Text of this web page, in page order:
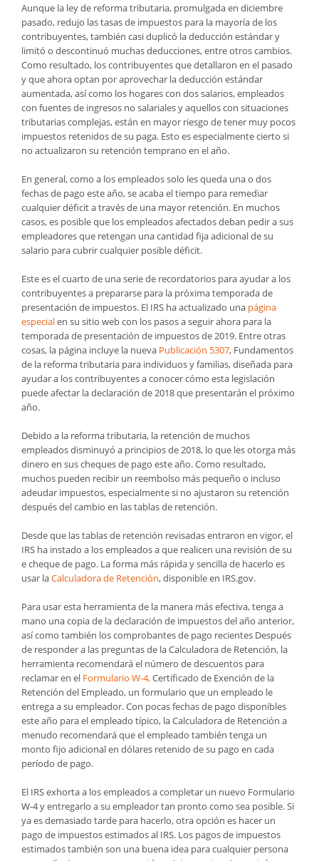
Aunque la ley de reforma tributaria, promulgada en diciembre
pasado, redujo las tasas de impuestos para la mayoría de los
contribuyentes, también casi duplicó la deducción estándar y
limitó o descontinuó muchas deducciones, entre otros cambios.
Como resultado, los contribuyentes que detallaron en el pasado
y que ahora optan por aprovechar la deducción estándar
aumentada, así como los hogares con dos salarios, empleados
con fuentes de ingresos no salariales y aquellos con situaciones
tributarias complejas, están en mayor riesgo de tener muy pocos
impuestos retenidos de su paga. Esto es especialmente cierto si
no actualizaron su retención temprano en el año.
En general, como a los empleados solo les queda una o dos
fechas de pago este año, se acaba el tiempo para remediar
cualquier déficit a través de una mayor retención. En muchos
casos, es posible que los empleados afectados deban pedir a sus
empleadores que retengan una cantidad fija adicional de su
salario para cubrir cualquier posible déficit.
Este es el cuarto de una serie de recordatorios para ayudar a los
contribuyentes a prepararse para la próxima temporada de
presentación de impuestos. El IRS ha actualizado una página
especialen su sitio web con los pasos a seguir ahora para la
temporada de presentación de impuestos de 2019. Entre otras
cosas, la página incluye la nueva Publicación 5307, Fundamentos
de la reforma tributaria para individuos y familias, diseñada para
ayudar a los contribuyentes a conocer cómo esta legislación
puede afectar la declaración de 2018 que presentarán el próximo
año.
Debido a la reforma tributaria, la retención de muchos
empleados disminuyó a principios de 2018, lo que les otorga más
dinero en sus cheques de pago este año. Como resultado,
muchos pueden recibir un reembolso más pequeño o incluso
adeudar impuestos, especialmente si no ajustaron su retención
después del cambio en las tablas de retención.
Desde que las tablas de retención revisadas entraron en vigor, el
IRS ha instado a los empleados a que realicen una revisión de su
e cheque de pago. La forma más rápida y sencilla de hacerlo es
usar laCalculadora de Retención, disponible en IRS.gov.
Para usar esta herramienta de la manera más efectiva, tenga a
mano una copia de la declaración de impuestos del año anterior,
así como también los comprobantes de pago recientes Después
de responder a las preguntas de la Calculadora de Retención, la
herramienta recomendará el número de descuentos para
reclamar en el Formulario W-4,Certificado de Exención de la
Retención del Empleado, un formulario que un empleado le
entrega a su empleador. Con pocas fechas de pago disponibles
este año para el empleado típico, la Calculadora de Retención a
menudo recomendará que el empleado también tenga un
monto fijo adicional en dólares retenido de su pago en cada
período de pago.
El IRS exhorta a los empleados a completar un nuevo Formulario
W-4 y entregarlo a su empleador tan pronto como sea posible. Si
ya es demasiado tarde para hacerlo, otra opción es hacer un
pago de impuestos estimados al IRS. Los pagos de impuestos
estimados también son una buena idea para cualquier persona